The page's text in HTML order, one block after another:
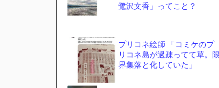
鷺沢文香」ってこと？
プリコネ絵師 「コミケのプ
リコネ島が過疎ってて草。限
界集落と化していた」